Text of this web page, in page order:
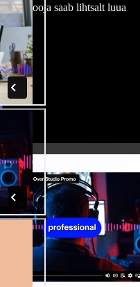
– looja saab lihtsalt luua